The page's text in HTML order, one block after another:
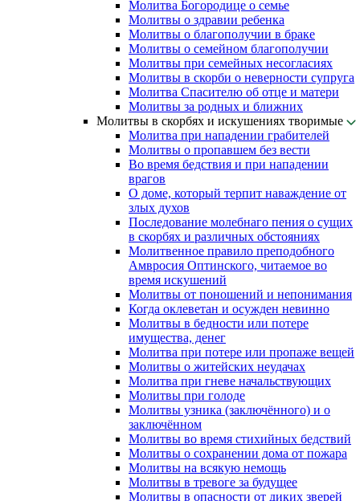
Молитва Богородице о семье
Молитвы о здравии ребенка
Молитвы о благополучии в браке
Молитвы о семейном благополучии
Молитвы при семейных несогласиях
Молитвы в скорби о неверности супруга
Молитва Спасителю об отце и матери
Молитвы за родных и ближних
Молитвы в скорбях и искушениях творимые
Молитва при нападении грабителей
Молитвы о пропавшем без вести
Во время бедствия и при нападении
врагов
О доме, который терпит наваждение от
злых духов
Последование молебнаго пения о сущих
в скорбях и различных обстояниях
Молитвенное правило преподобного
Амвросия Оптинского, читаемое во
время искушений
Молитвы от поношений и непонимания
Когда оклеветан и осужден невинно
Молитвы в бедности или потере
имущества, денег
Молитва при потере или пропаже вещей
Молитвы о житейских неудачах
Молитва при гневе начальствующих
Молитвы при голоде
Молитвы узника (заключённого) и о
заключённом
Молитвы во время стихийных бедствий
Молитвы о сохранении дома от пожара
Молитвы на всякую немощь
Молитвы в тревоге за будущее
Молитвы в опасности от диких зверей